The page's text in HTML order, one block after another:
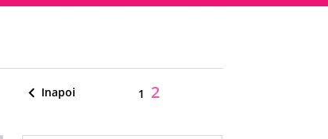
 Inapoi 1 2